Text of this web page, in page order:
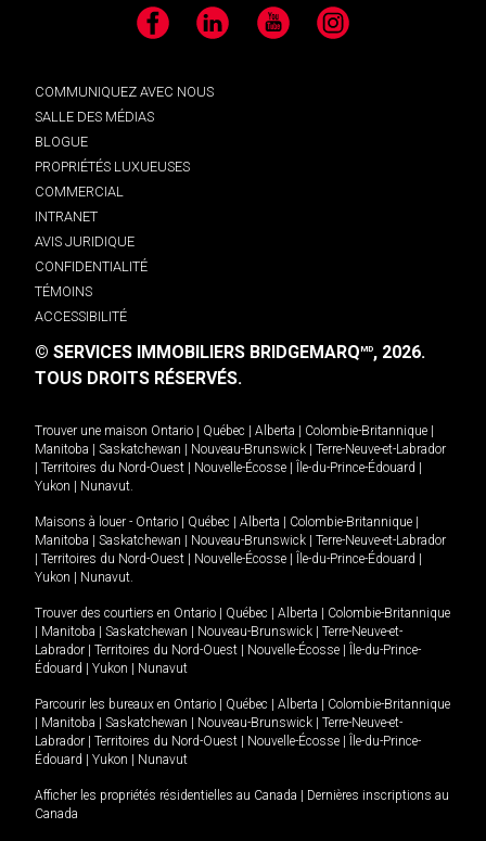
Facebook LinkedIn YouTube Instagram
COMMUNIQUEZ AVEC NOUS
SALLE DES MÉDIAS
BLOGUE
PROPRIÉTÉS LUXUEUSES
COMMERCIAL
INTRANET
AVIS JURIDIQUE
CONFIDENTIALITÉ
TÉMOINS
ACCESSIBILITÉ
© SERVICES IMMOBILIERS BRIDGEMARQMD, 2026.
TOUS DROITS RÉSERVÉS.
Trouver une maison Ontario Québec Alberta Colombie-Britannique
Manitoba
Saskatchewan Nouveau-Brunswick
Terre-Neuve-et-Labrador
Territoires du Nord-Ouest Nouvelle-Écosse Île-du-Prince-Édouard
Yukon
Nunavut.
Maisons à louer - Ontario Québec Alberta Colombie-Britannique
Manitoba
Saskatchewan Nouveau-Brunswick
Terre-Neuve-et-Labrador
Territoires du Nord-Ouest Nouvelle-Écosse Île-du-Prince-Édouard
Yukon
Nunavut.
Trouver des courtiers en Ontario Québec Alberta
Colombie-Britannique
Manitoba Saskatchewan Nouveau-Brunswick
Terre-Neuve-et-
Labrador
Territoires du Nord-Ouest Nouvelle-Écosse
Île-du-Prince-
Édouard
Yukon Nunavut
Parcourir les bureaux en Ontario Québec Alberta
Colombie-Britannique
Manitoba Saskatchewan Nouveau-Brunswick
Terre-Neuve-et-
Labrador
Territoires du Nord-Ouest Nouvelle-Écosse
Île-du-Prince-
Édouard
Yukon Nunavut
Afficher les propriétés résidentielles au Canada
Dernières inscriptions au
Canada